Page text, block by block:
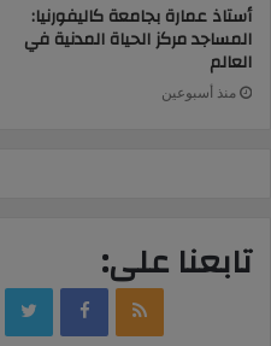
أستاذ عمارة بجامعة كاليفورنيا:
المساجد مركز الحياة المدنية في
العالم
منذ أسبوعين
تابعنا على:
RSS
Facebook